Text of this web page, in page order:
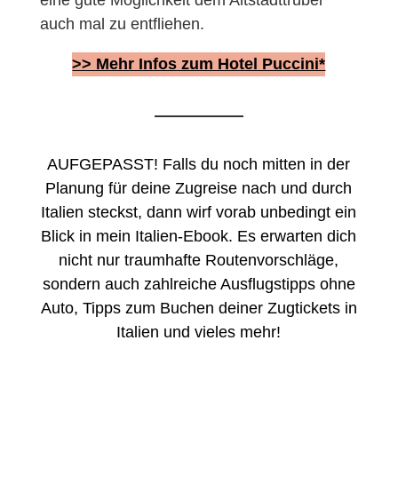
auch mal zu entfliehen.
>> Mehr Infos zum Hotel Puccini*
AUFGEPASST! Falls du noch mitten in der
Planung für deine Zugreise nach und durch
Italien steckst, dann wirf vorab unbedingt ein
Blick in mein Italien-Ebook. Es erwarten dich
nicht nur traumhafte Routenvorschläge,
sondern auch zahlreiche Ausflugstipps ohne
Auto, Tipps zum Buchen deiner Zugtickets in
Italien und vieles mehr!